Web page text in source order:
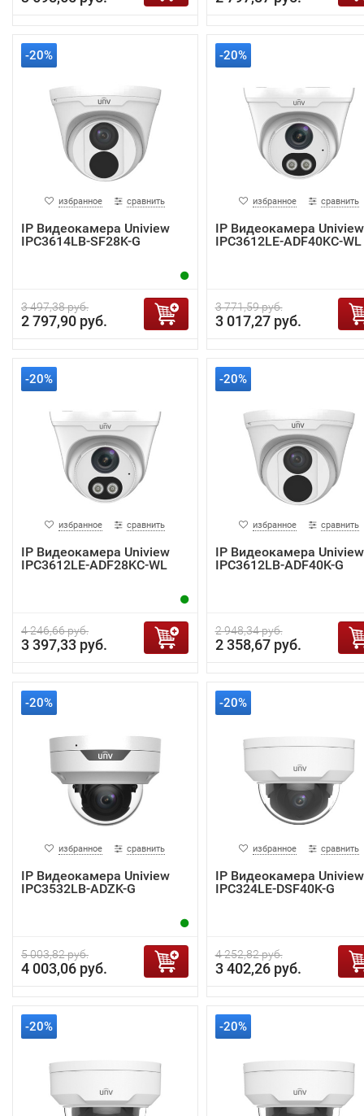
-20%
избранное сравнить
IP Видеокамера Uniview
IPC3614LB-SF28K-G
3 497,38 руб.
2 797,90 руб.
-20%
избранное сравнить
IP Видеокамера Uniview
IPC3612LE-ADF40KC-WL
3 771,59 руб.
3 017,27 руб.
-20%
избранное сравнить
IP Видеокамера Uniview
IPC3612LE-ADF28KC-WL
4 246,66 руб.
3 397,33 руб.
-20%
избранное сравнить
IP Видеокамера Uniview
IPC3612LB-ADF40K-G
2 948,34 руб.
2 358,67 руб.
-20%
избранное сравнить
IP Видеокамера Uniview
IPC3532LB-ADZK-G
5 003,82 руб.
4 003,06 руб.
-20%
избранное сравнить
IP Видеокамера Uniview
IPC324LE-DSF40K-G
4 252,82 руб.
3 402,26 руб.
-20% -20%